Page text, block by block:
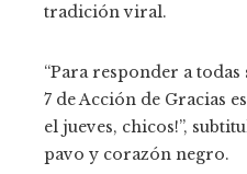
tradición viral.
“Para responder a todas
7 de Acción de Gracias
el jueves, chicos!”,
pavo y corazón negro.